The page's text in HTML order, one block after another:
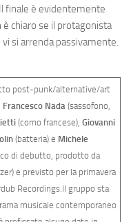
finale è evidentemente
chiaro se il protagonista
si arrenda passivamente.
post-punk/alternative/art
Francesco Nada (sassofono,
(corno francese), Giovanni
(batteria) e Michele
di debutto, prodotto da
e previsto per la primavera
Recordings.Il gruppo sta
musicale contemporaneo